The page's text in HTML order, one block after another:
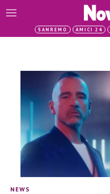
SANREMO AMICI 24
NEWS